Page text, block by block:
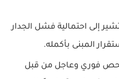
إلى احتمالية فشل الجدار
المبنى بأكمله.
فوري وعاجل من قبل